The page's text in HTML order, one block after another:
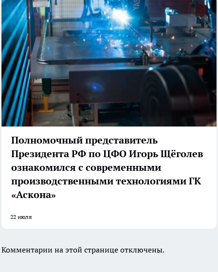
Полномочный представитель
Президента РФ по ЦФО Игорь Щёголев
ознакомился с современными
производственными технологиями ГК
«Аскона»
22 июля
Комментарии на этой странице отключены.